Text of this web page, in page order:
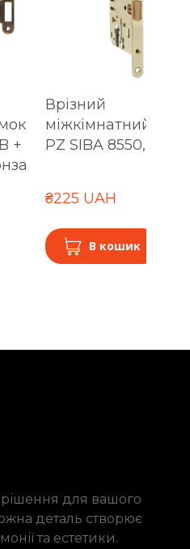
+
Врізний
міжкімнатний
PZ SIBA 8550,
₴225 UAH
В кошик
рішення для вашого
деталь створює
та естетики.